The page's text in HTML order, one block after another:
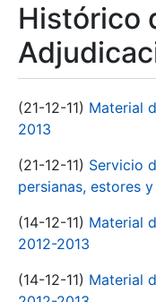
Histórico
(21-12-11) Material
2013
(21-12-11) Servicio
persianas, estores
(14-12-11) Material
2012-2013
(14-12-11) Material